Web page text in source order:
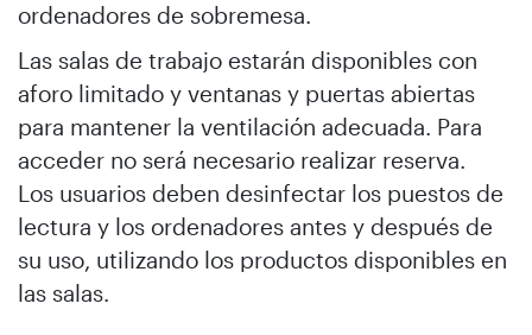
ordenadores de sobremesa.
Las salas de trabajo estarán disponibles con
aforo limitado y ventanas y puertas abiertas
para mantener la ventilación adecuada. Para
acceder no será necesario realizar reserva.
Los usuarios deben desinfectar los puestos de
lectura y los ordenadores antes y después de
su uso, utilizando los productos disponibles en
las salas.